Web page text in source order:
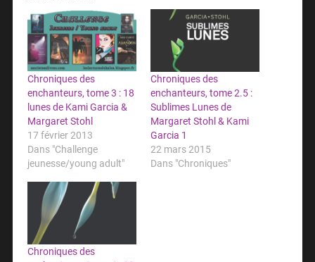
Chroniques des
enchanteurs, tome 3 : 18
lunes de Kami Garcia &
Margaret Stohl
17 février 2013
Dans "Challenge
jeunesse/young adult"
Chroniques des
enchanteurs, tome 2.5 :
Sublimes Lunes de
Margaret Stohl & Kami
Garcia 1
22 mars 2015
Dans "Chroniques"
Chroniques des